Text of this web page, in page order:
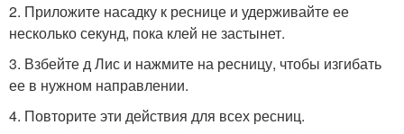
2. Приложите насадку к реснице и удерживайте ее
несколько секунд, пока клей не застынет.
3. Взбейте д Лис и нажмите на ресницу, чтобы изгибать
ее в нужном направлении.
4. Повторите эти действия для всех ресниц.